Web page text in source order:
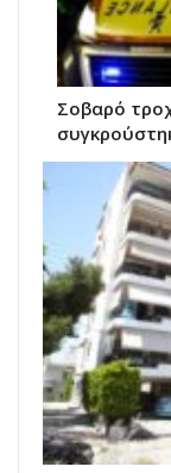
Σοβαρό